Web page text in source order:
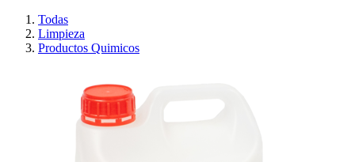
Todas
Limpieza
Productos Quimicos